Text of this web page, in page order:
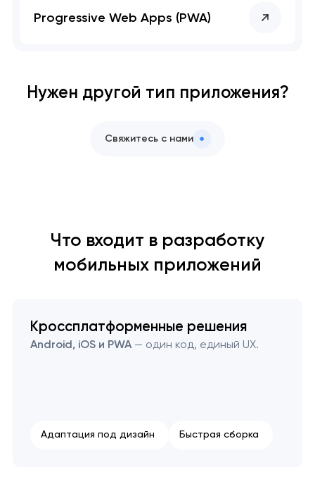
Progressive Web Apps (PWA)
Нужен другой тип приложения?
Свяжитесь с нами
Что входит в разработку
мобильных приложений
Кроссплатформенные решения
Android, iOS и PWA— один код, единый UX.
Адаптация под дизайн Быстрая сборка